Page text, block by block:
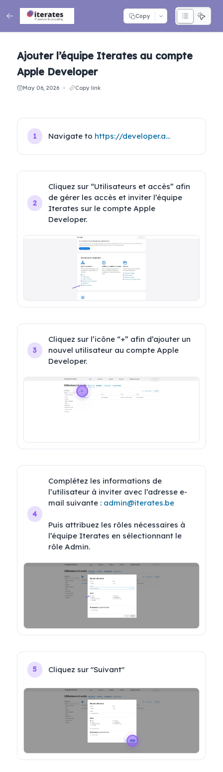
Copy
Ajouter l’équipe Iterates au compte
Apple Developer
May 06, 2026 ● Copy link
1 Navigate to https://developer.apple.com/account
2
Cliquez sur “Utilisateurs et accès” afin
de gérer les accès et inviter l’équipe
Iterates sur le compte Apple
Developer.
3
Cliquez sur l’icône “+” afin d’ajouter un
nouvel utilisateur au compte Apple
Developer.
4
Complétez les informations de
l’utilisateur à inviter avec l’adresse e-
mail suivante : admin@iterates.be
Puis attribuez les rôles nécessaires à
l’équipe Iterates en sélectionnant le
rôle Admin.
5 Cliquez sur "Suivant"